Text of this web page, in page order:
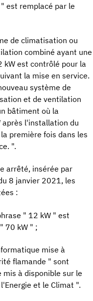
est remplacé par le
de climatisation ou
combiné ayant une
kW est contrôlé pour la
la mise en service.
système de
et de ventilation
bâtiment où la
après l'installation du
première fois dans les
".
arrêté, insérée par
8 janvier 2021, les
:
" 12 kW " est
70 kW " ;
mise à
flamande " sont
à disponible sur le
et le Climat ".